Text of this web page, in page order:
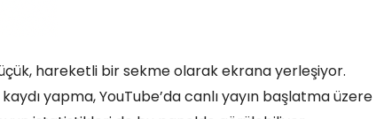
hareketli bir sekme olarak ekrana yerleşiyor.
yapma, YouTube’da canlı yayın başlatma üzere